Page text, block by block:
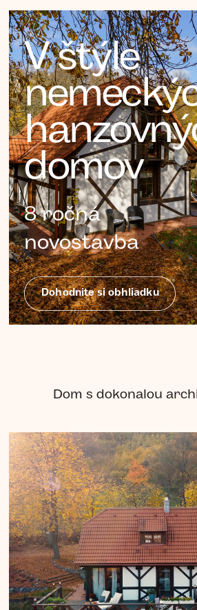
V štýle
domov
8 ročná
novostavba
Dohodnite si obhliadku
Dom s dokonalou